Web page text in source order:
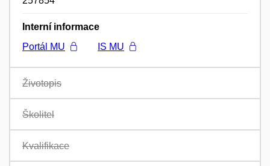
Interní informace
Portál MU
IS MU
Životopis
Školitel
Kvalifikace